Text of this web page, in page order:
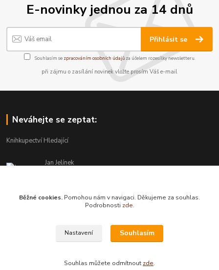
E-novinky jednou za 14 dnů
Přihlásit se
Souhlasím se zpracováním osobních údajůza účelem rozesílky newsletteru.
při zájmu o zasílání novinek vložte prosím Váš e-mail
Neváhejte se zeptat:
Knihkupectví Hledající
Jan Jelínek
info@hledajici.cz
Běžné cookies. Pomohou nám v navigaci. Děkujeme za souhlas.
Podrobnosti zde.
Nastavení Souhlasím
Souhlas můžete odmítnout zde.